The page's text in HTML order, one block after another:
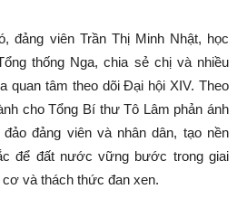
đảng viên Trần Thị Minh Nhật, học
thống Nga, chia sẻ chị và nhiều
quan tâm theo dõi Đại hội XIV. Theo
cho Tổng Bí thư Tô Lâm phản ánh
đảng viên và nhân dân, tạo nền
để đất nước vững bước trong giai
và thách thức đan xen.